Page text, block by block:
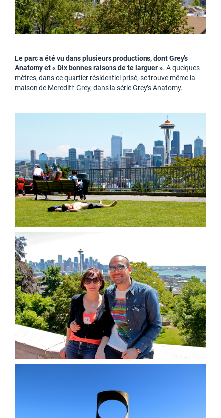
Le parc a été vu dans plusieurs productions, dont Grey’s
Anatomy et « Dix bonnes raisons de te larguer ». A quelques
mètres, dans ce quartier résidentiel prisé, se trouve même la
maison de Meredith Grey, dans la série Grey’s Anatomy.